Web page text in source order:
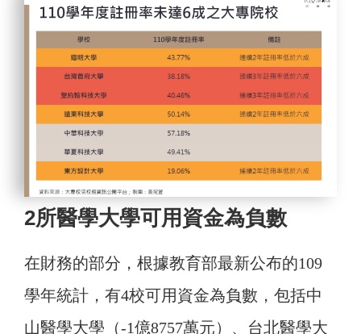
2所醫學大學可用資金為負數
在財務的部分，根據教育部最新公布的109
學年統計，有4校可用資金為負數，包括中
山醫學大學（-1億8757萬元）、台北醫學大